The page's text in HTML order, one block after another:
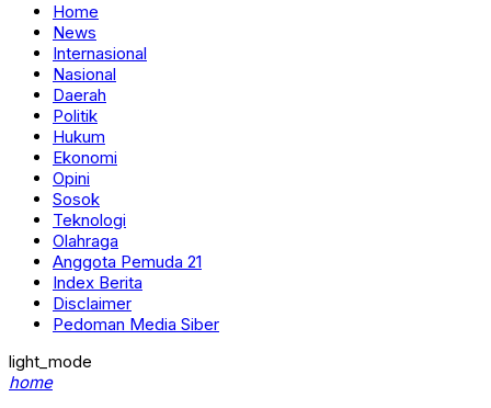
Home
News
Internasional
Nasional
Daerah
Politik
Hukum
Ekonomi
Opini
Sosok
Teknologi
Olahraga
Anggota Pemuda 21
Index Berita
Disclaimer
Pedoman Media Siber
light_mode
home